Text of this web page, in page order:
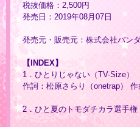
税抜価格：2,500円
発売日：2019年08月07日
発売元・販売元：株式会社バン
【INDEX】
1．ひとりじゃない（TV-Size）
作詞：松原さらり（onetrap）
2．ひと夏のトモダチカラ選手